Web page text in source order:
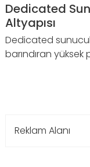
Dedicated
Altyapısı
Dedicated
barındıran yüksek
Reklam Alanı